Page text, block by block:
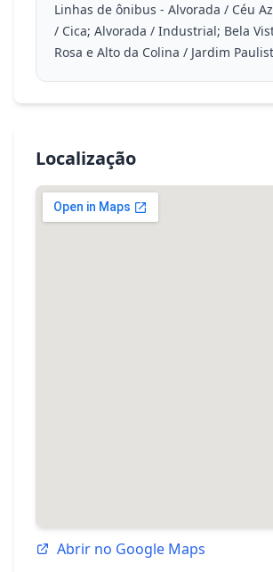
Linhas de ônibus - Alvorada / Céu
/ Cica; Alvorada / Industrial; Bela
Rosa e Alto da Colina / Jardim
Localização
Abrir no Google Maps